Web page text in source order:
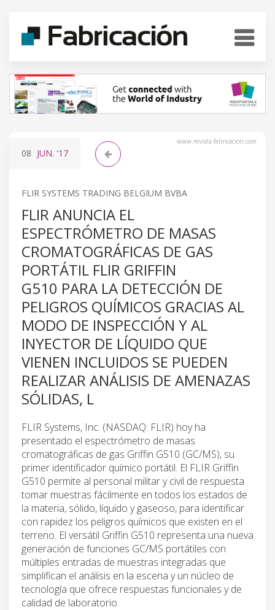
www.revista-fabricacion.com
08 JUN. '17
FLIR SYSTEMS TRADING BELGIUM BVBA
FLIR ANUNCIA EL
ESPECTRÓMETRO DE MASAS
CROMATOGRÁFICAS DE GAS
PORTÁTIL FLIR GRIFFIN
G510 PARA LA DETECCIÓN DE
PELIGROS QUÍMICOS GRACIAS AL
MODO DE INSPECCIÓN Y AL
INYECTOR DE LÍQUIDO QUE
VIENEN INCLUIDOS SE PUEDEN
REALIZAR ANÁLISIS DE AMENAZAS
SÓLIDAS, L
FLIR Systems, Inc. (NASDAQ: FLIR) hoy ha
presentado el espectrómetro de masas
cromatográficas de gas Griffin G510 (GC/MS), su
primer identificador químico portátil. El FLIR Griffin
G510 permite al personal militar y civil de respuesta
tomar muestras fácilmente en todos los estados de
la materia, sólido, líquido y gaseoso, para identificar
con rapidez los peligros químicos que existen en el
terreno. El versátil Griffin G510 representa una nueva
generación de funciones GC/MS portátiles con
múltiples entradas de muestras integradas que
simplifican el análisis en la escena y un núcleo de
tecnología que ofrece respuestas funcionales y de
calidad de laboratorio.